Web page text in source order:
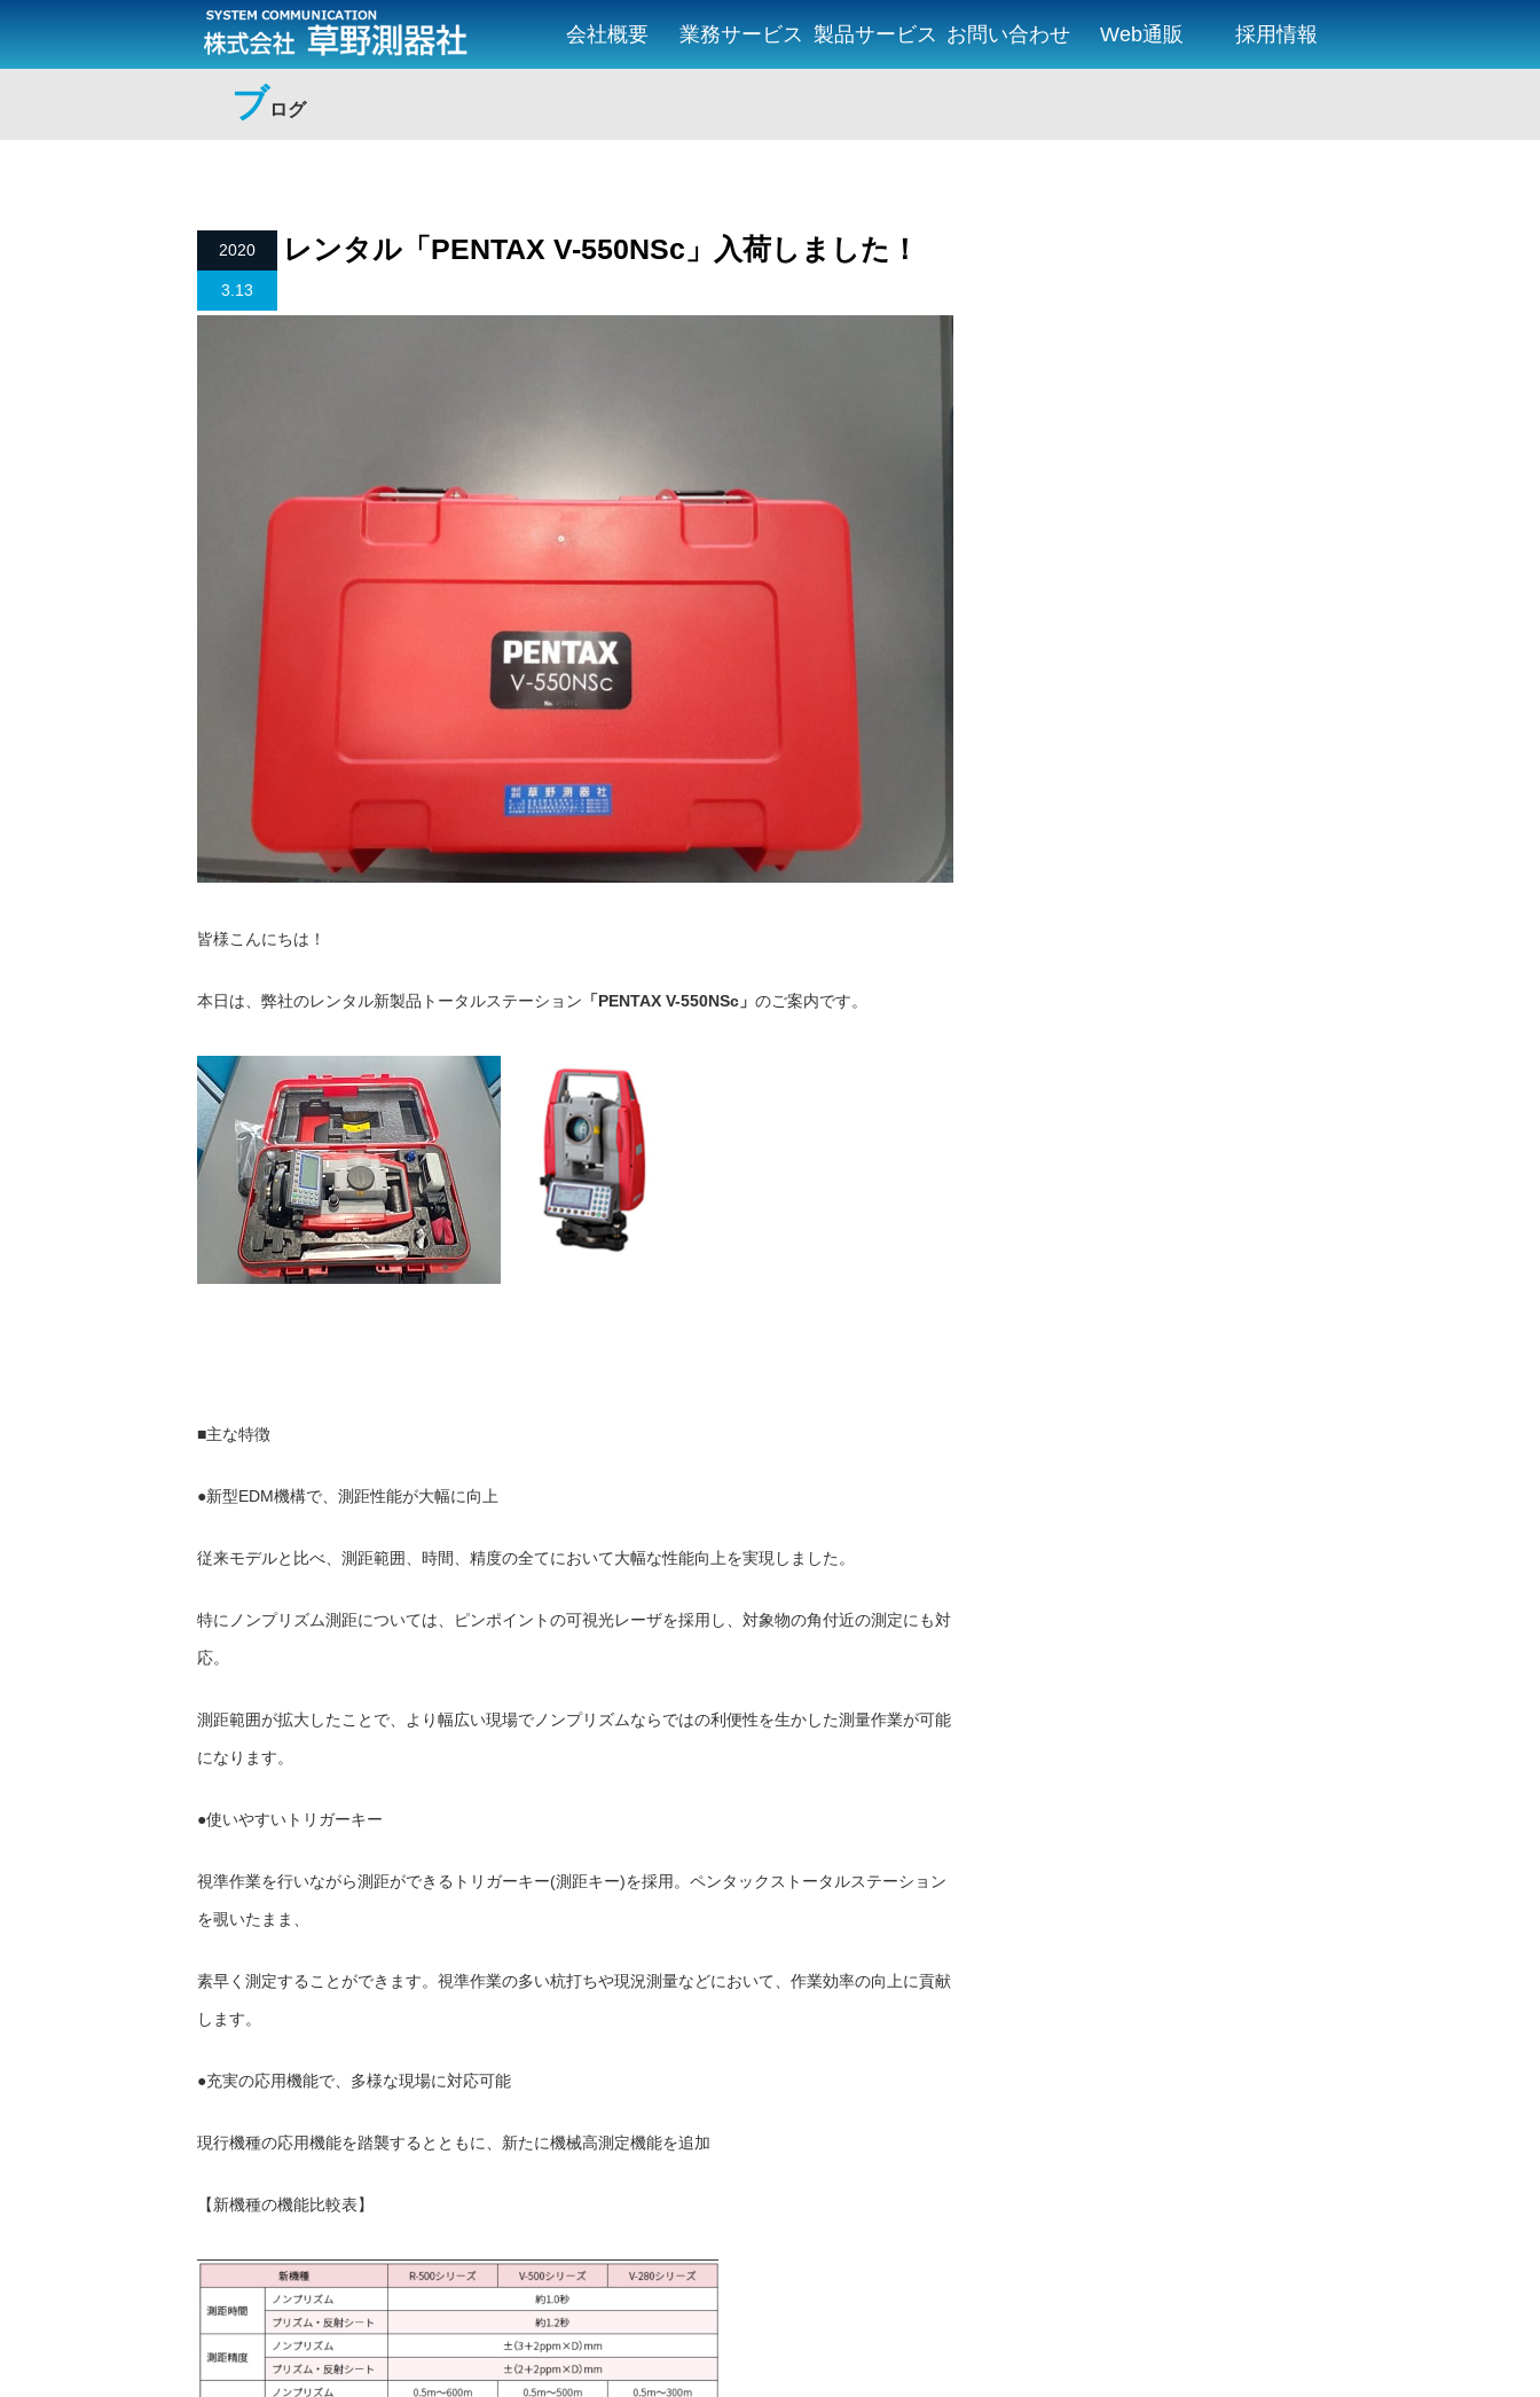
会社概要 業務サービス 製品サービス お問い合わせ Web通販 採用情報
ブログ
2020
3.13
レンタル「PENTAX V-550NSc」入荷しました！
皆様こんにちは！
本日は、弊社のレンタル新製品トータルステーション 「PENTAX V-550NSc」 のご案内です。
■主な特徴
●新型EDM機構で、測距性能が大幅に向上
従来モデルと比べ、測距範囲、時間、精度の全てにおいて大幅な性能向上を実現しました。
特にノンプリズム測距については、ピンポイントの可視光レーザを採用し、対象物の角付近の測定にも対
応。
測距範囲が拡大したことで、より幅広い現場でノンプリズムならではの利便性を生かした測量作業が可能
になります。
●使いやすいトリガーキー
視準作業を行いながら測距ができるトリガーキー(測距キー)を採用。ペンタックストータルステーション
を覗いたまま、
素早く測定することができます。視準作業の多い杭打ちや現況測量などにおいて、作業効率の向上に貢献
します。
●充実の応用機能で、多様な現場に対応可能
現行機種の応用機能を踏襲するとともに、新たに機械高測定機能を追加
【新機種の機能比較表】